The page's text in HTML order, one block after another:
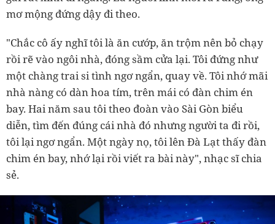
mơ mộng đứng dậy đi theo.
"Chắc cô ấy nghĩ tôi là ăn cướp, ăn trộm nên bỏ chạy
rồi rẽ vào ngôi nhà, đóng sầm cửa lại. Tôi đứng như
một chàng trai si tình ngơ ngẩn, quay về. Tôi nhớ mãi
nhà nàng có dàn hoa tím, trên mái có đàn chim én
bay. Hai năm sau tôi theo đoàn vào Sài Gòn biểu
diễn, tìm đến đúng cái nhà đó nhưng người ta đi rồi,
tôi lại ngơ ngẩn. Một ngày nọ, tôi lên Đà Lạt thấy đàn
chim én bay, nhớ lại rồi viết ra bài này", nhạc sĩ chia
sẻ.